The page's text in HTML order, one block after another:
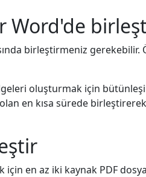
Word'de
birleştirmeniz
oluşturmak için
olan en kısa sürede
en az iki kaynak PDF